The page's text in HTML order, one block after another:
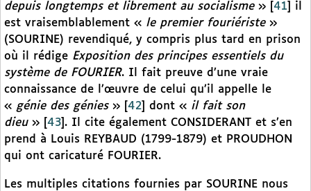
depuis longtemps et librement au socialisme» 41
il
est vraisemblablement « le premier fouriériste»
(SOURINE) revendiqué, y compris plus tard en prison
où il rédige Exposition des principes essentiels du
système de FOURIER. Il fait preuve d’une vraie
connaissance de l’œuvre de celui qu’il appelle le
« génie des génies» 42 dont « il fait son
dieu» 43 . Il cite également CONSIDERANT et s’en
prend à Louis REYBAUD (1799-1879) et PROUDHON
qui ont caricaturé FOURIER.
Les multiples citations fournies par SOURINE nous